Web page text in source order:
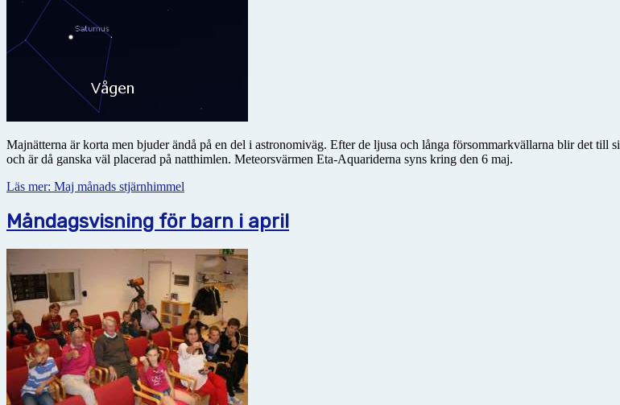
Majnätterna är korta men bjuder ändå på en del i astronomiväg. Efter de ljusa och långa försommarkvällarna blir det till
och är då ganska väl placerad på natthimlen. Meteorsvärmen Eta-Aquariderna syns kring den 6 maj.
Läs mer: Maj månads stjärnhimmel
Måndagsvisning för barn i april